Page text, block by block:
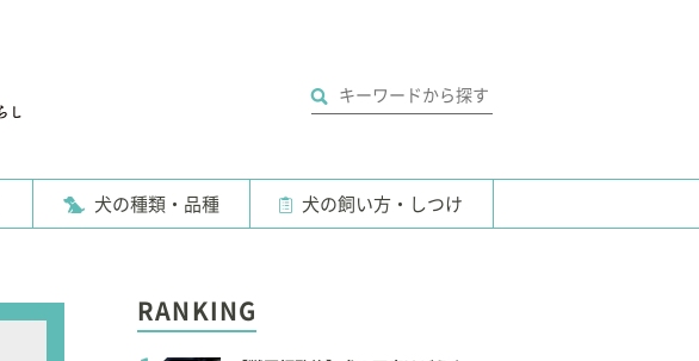
犬の種類・品種 犬の飼い方・しつけ
RANKING